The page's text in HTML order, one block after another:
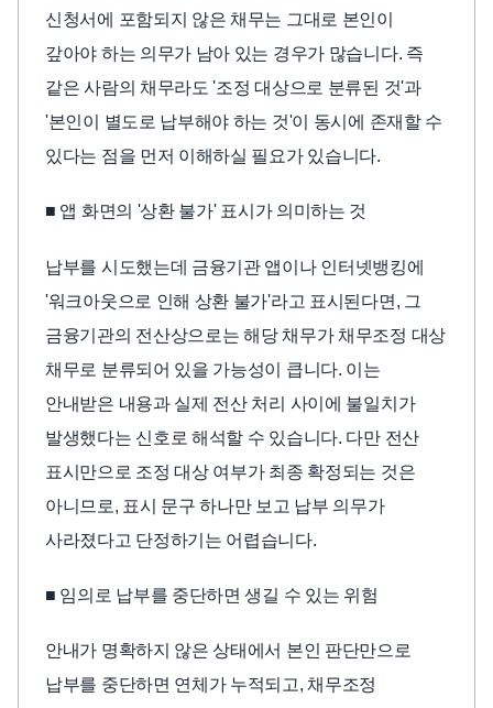
신청서에 포함되지 않은 채무는 그대로 본인이
갚아야 하는 의무가 남아 있는 경우가 많습니다. 즉
같은 사람의 채무라도 '조정 대상으로 분류된 것'과
'본인이 별도로 납부해야 하는 것'이 동시에 존재할 수
있다는 점을 먼저 이해하실 필요가 있습니다.
■ 앱 화면의 '상환 불가' 표시가 의미하는 것
납부를 시도했는데 금융기관 앱이나 인터넷뱅킹에
'워크아웃으로 인해 상환 불가'라고 표시된다면, 그
금융기관의 전산상으로는 해당 채무가 채무조정 대상
채무로 분류되어 있을 가능성이 큽니다. 이는
안내받은 내용과 실제 전산 처리 사이에 불일치가
발생했다는 신호로 해석할 수 있습니다. 다만 전산
표시만으로 조정 대상 여부가 최종 확정되는 것은
아니므로, 표시 문구 하나만 보고 납부 의무가
사라졌다고 단정하기는 어렵습니다.
■ 임의로 납부를 중단하면 생길 수 있는 위험
안내가 명확하지 않은 상태에서 본인 판단만으로
납부를 중단하면 연체가 누적되고, 채무조정